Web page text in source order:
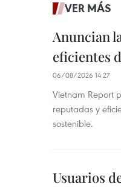
VER MÁS
Anuncian
eficientes
06/08/2026 14:27
Vietnam Report
reputadas y
sostenible.
Usuarios